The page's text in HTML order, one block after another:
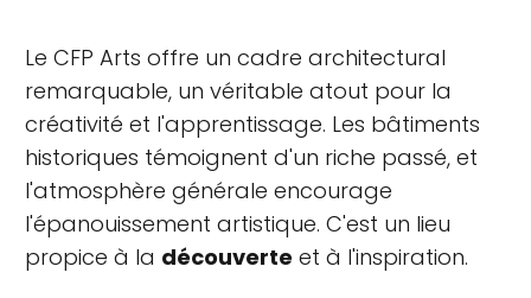
Le CFP Arts offre un cadre architectural
remarquable, un véritable atout pour la
créativité et l'apprentissage. Les bâtiments
historiques témoignent d'un riche passé, et
l'atmosphère générale encourage
l'épanouissement artistique. C'est un lieu
propice à la découverte et à l'inspiration.